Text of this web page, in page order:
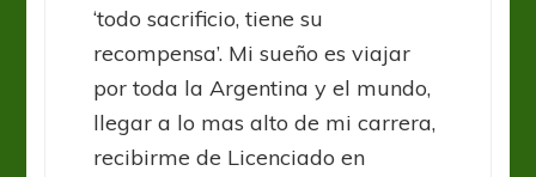
‘todo sacrificio, tiene su
recompensa’. Mi sueño es viajar
por toda la Argentina y el mundo,
llegar a lo mas alto de mi carrera,
recibirme de Licenciado en